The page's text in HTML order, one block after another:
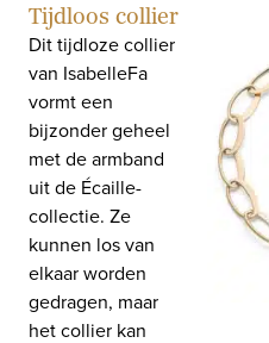
Tijdloos collier
Dit tijdloze collier
van IsabelleFa
vormt een
bijzonder geheel
met de armband
uit de Écaille-
collectie. Ze
kunnen los van
elkaar worden
gedragen, maar
het collier kan